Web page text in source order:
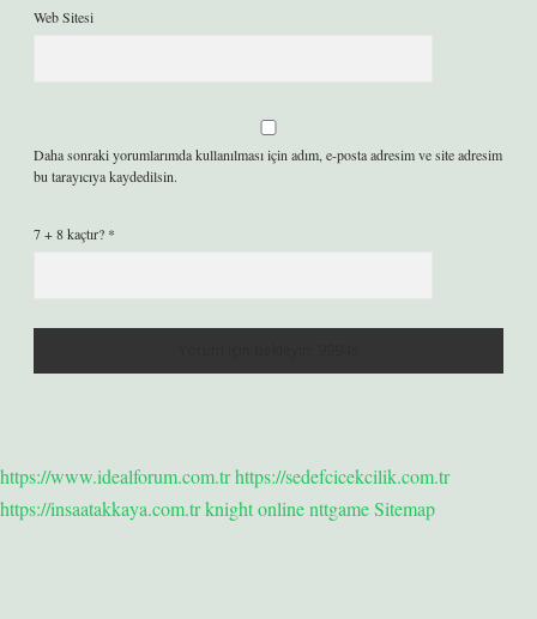
Web Sitesi
Daha sonraki yorumlarımda kullanılması için adım, e-posta adresim ve site adresim
bu tarayıcıya kaydedilsin.
7 + 8 kaçtır? *
https://www.idealforum.com.trhttps://sedefcicekcilik.com.tr
https://insaatakkaya.com.trknight onlinenttgameSitemap